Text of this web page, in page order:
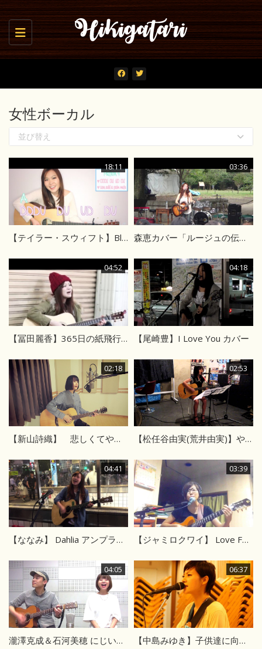
Toggle navigation
女性ボーカル
並び替え
18:11
【テイラー・スウィフト】Blank Space – Taylor Swift ギターレッスン コード
03:36
森恵カバー「ルージュの伝言」荒井由実
04:52
【冨田麗香】365日の紙飛行機 AKB48カバー ストリート弾き語り
04:18
【尾崎豊】I Love You カバー
02:18
【新山詩織】 悲しくてやりきれない カバー
02:53
【松任谷由実(荒井由実)】やさしさに包まれたら
04:41
【ななみ】 Dahlia アンプラグド
03:39
【ジャミロクワイ】 Love Foolosophy
04:05
瀧澤克成＆石河美穂 にじいろ(絢香) cover
06:37
【中島みゆき】子供達に向けた 「ファイト！」